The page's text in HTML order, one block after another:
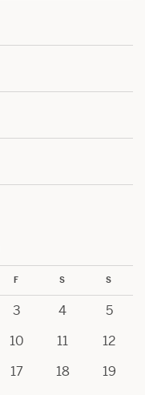
F S S
3 4
5
10 11
12
17 18
19